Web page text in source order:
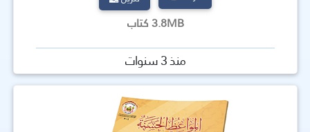
3.8MB كتاب
منذ 3 سنوات